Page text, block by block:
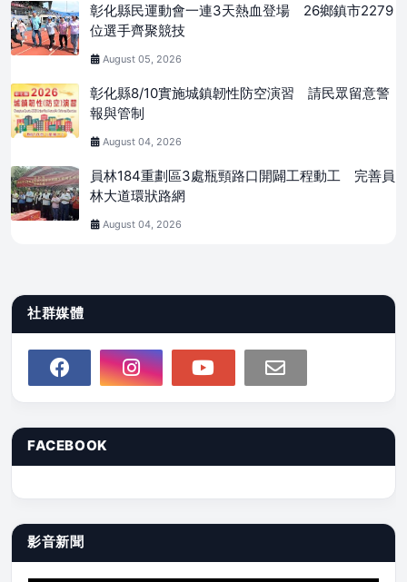
彰化縣民運動會一連3天熱血登場 26鄉鎮市2279
位選手齊聚競技
August 05, 2026
彰化縣8/10實施城鎮韌性防空演習 請民眾留意警
報與管制
August 04, 2026
員林184重劃區3處瓶頸路口開闢工程動工 完善員
林大道環狀路網
August 04, 2026
社群媒體
FACEBOOK
影音新聞